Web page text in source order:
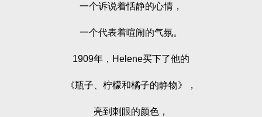
一个诉说着恬静的心情，
一个代表着喧闹的气氛。
1909年，Helene买下了他的
《瓶子、柠檬和橘子的静物》，
亮到刺眼的颜色，